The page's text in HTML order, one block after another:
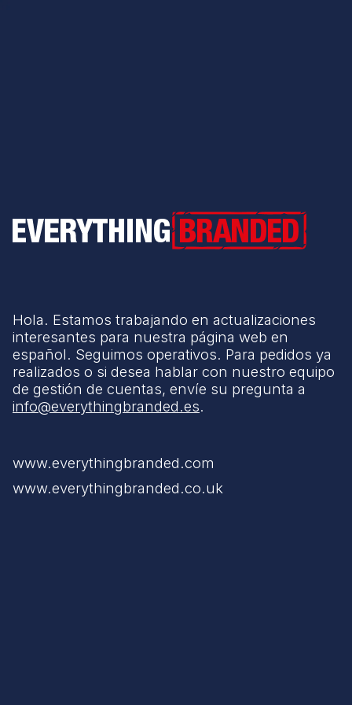
Everything Branded
Hola. Estamos trabajando en actualizaciones
interesantes para nuestra página web en
español. Seguimos operativos. Para pedidos ya
realizados o si desea hablar con nuestro equipo
de gestión de cuentas, envíe su pregunta a
info@everythingbranded.es.
www.everythingbranded.com
www.everythingbranded.co.uk